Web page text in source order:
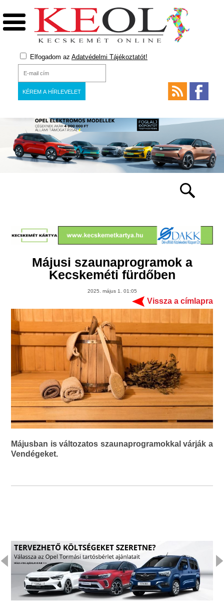
Elfogadom az Adatvédelmi Tájékoztatót!
Májusi szaunaprogramok a
Kecskeméti fürdőben
2025. május 1. 01:05
Vissza a címlapra
Májusban is változatos szaunaprogramokkal várják a
Vendégeket.